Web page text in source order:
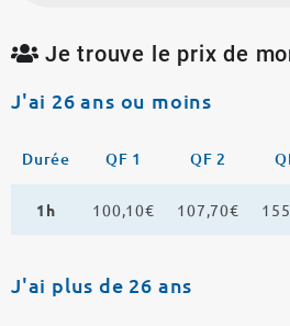
Je trouve le prix de
J'ai 26 ans ou moins
Durée QF 1 QF 2
1h 100,10€ 107,70€
J'ai plus de 26 ans